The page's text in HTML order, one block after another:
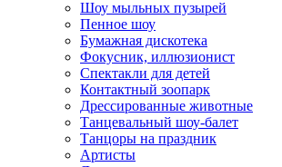
Шоу мыльных пузырей
Пенное шоу
Бумажная дискотека
Фокусник, иллюзионист
Спектакли для детей
Контактный зоопарк
Дрессированные животные
Танцевальный шоу-балет
Танцоры на праздник
Артисты